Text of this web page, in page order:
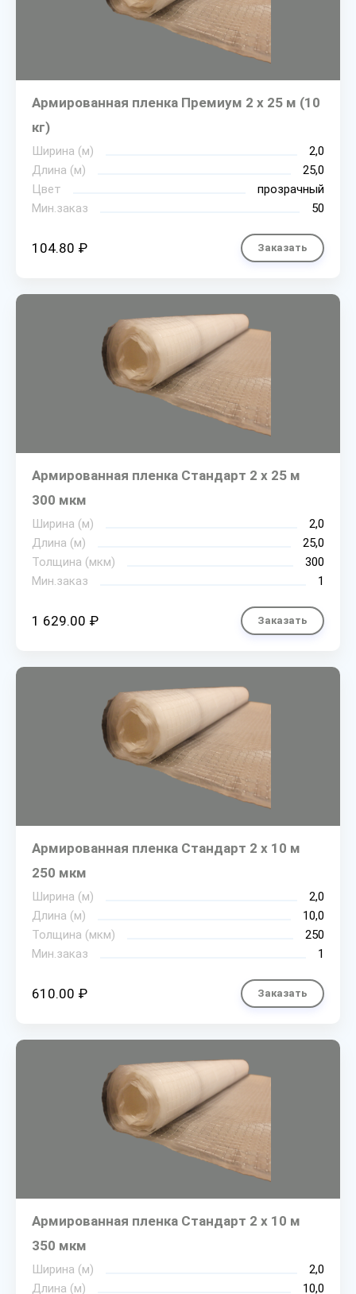
Армированная пленка Премиум 2 х 25 м (10
кг)
Ширина (м)
2,0
Длина (м)
25,0
Цвет
прозрачный
Мин.заказ
50
104.80 ₽ Заказать
Армированная пленка Стандарт 2 х 25 м
300 мкм
Ширина (м)
2,0
Длина (м)
25,0
Толщина (мкм)
300
Мин.заказ
1
1 629.00 ₽ Заказать
Армированная пленка Стандарт 2 х 10 м
250 мкм
Ширина (м)
2,0
Длина (м)
10,0
Толщина (мкм)
250
Мин.заказ
1
610.00 ₽ Заказать
Армированная пленка Стандарт 2 х 10 м
350 мкм
Ширина (м)
2,0
Длина (м)
10,0